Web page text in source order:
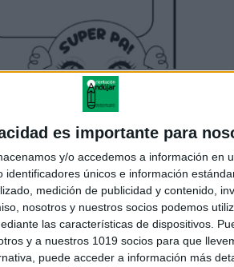
es importante para
y/o accedemos a información en
identificadores únicos e información
medición de publicidad y contenido,
nosotros y nuestros socios podemos
las características de dispositivos.
y a nuestros 1019 socios para que
puede acceder a información más